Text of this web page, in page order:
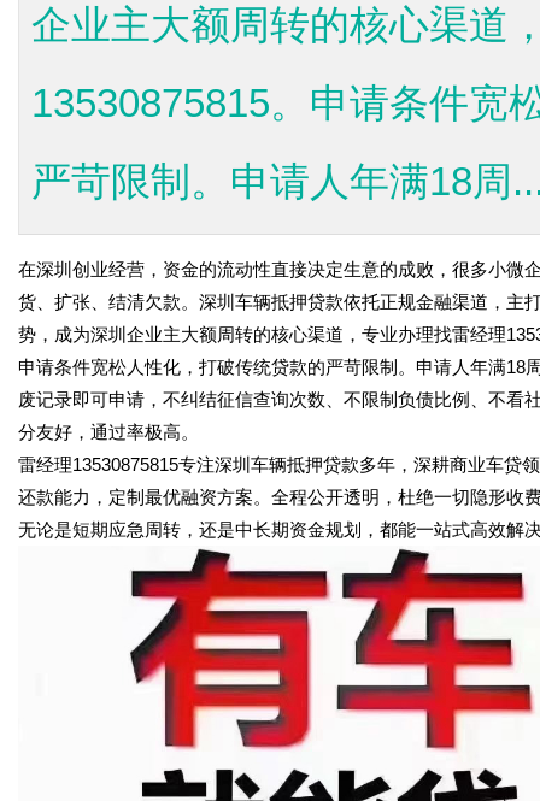
企业主大额周转的核心渠道
13530875815。申请条件宽
严苛限制。申请人年满18周
在深圳创业经营，资金的流动性直接决定生意的成败，很多小微
货、扩张、结清欠款。深圳车辆抵押贷款依托正规金融渠道，主
势，成为深圳企业主大额周转的核心渠道，专业办理找雷经理
申请条件宽松人性化，打破传统贷款的严苛限制。申请人年满
废记录即可申请，不纠结征信查询次数、不限制负债比例、不
分友好，通过率极高。
雷经理13530875815专注深圳车辆抵押贷款多年，深耕商业车贷
还款能力，定制最优融资方案。全程公开透明，杜绝一切隐形收
无论是短期应急周转，还是中长期资金规划，都能一站式高效解